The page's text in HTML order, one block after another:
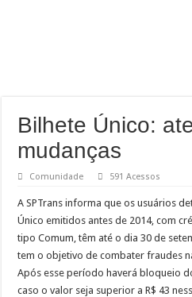
Bilhete Único:
mudanças
Comunidade 591 Acessos
A SPTrans informa que os usuários
Único emitidos antes de 2014, com
tipo Comum, têm até o dia 30 de
tem o objetivo de combater fraudes
Após esse período haverá bloqueio
caso o valor seja superior a R$ 43